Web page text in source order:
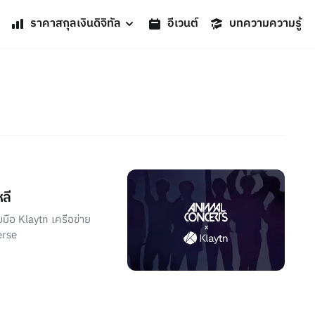
ราคาสกุลเงินดิจิทัล อีเวนต์ บทความความรู้
อ Klaytn เครือข่าย